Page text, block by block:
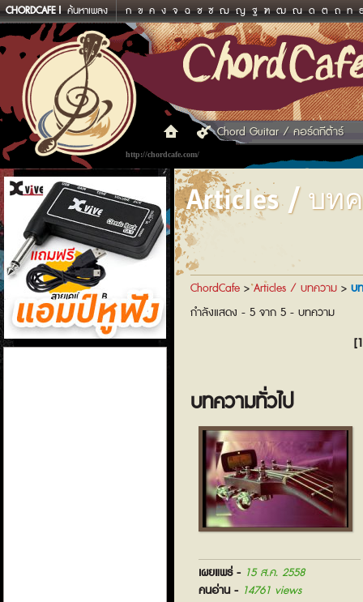
CHORDCAFE ค้นหาเพลง ก ข ค ง จ ฉ ช ซ ฌ ญ ฐ ฑ ฒ ณ ด ต ถ ท
http://chordcafe.com/
Chord Guitar / คอร์ดกีต้าร์
แอมป์หูฟัง
Articles / บท
ChordCafe > Articles / บทความ > บ
กำลังแสดง - 5 จาก 5 - บทความ
บทความทั่วไป
เผยแพร่ - 15 ส.ค. 2558
คนอ่าน - 14761 views